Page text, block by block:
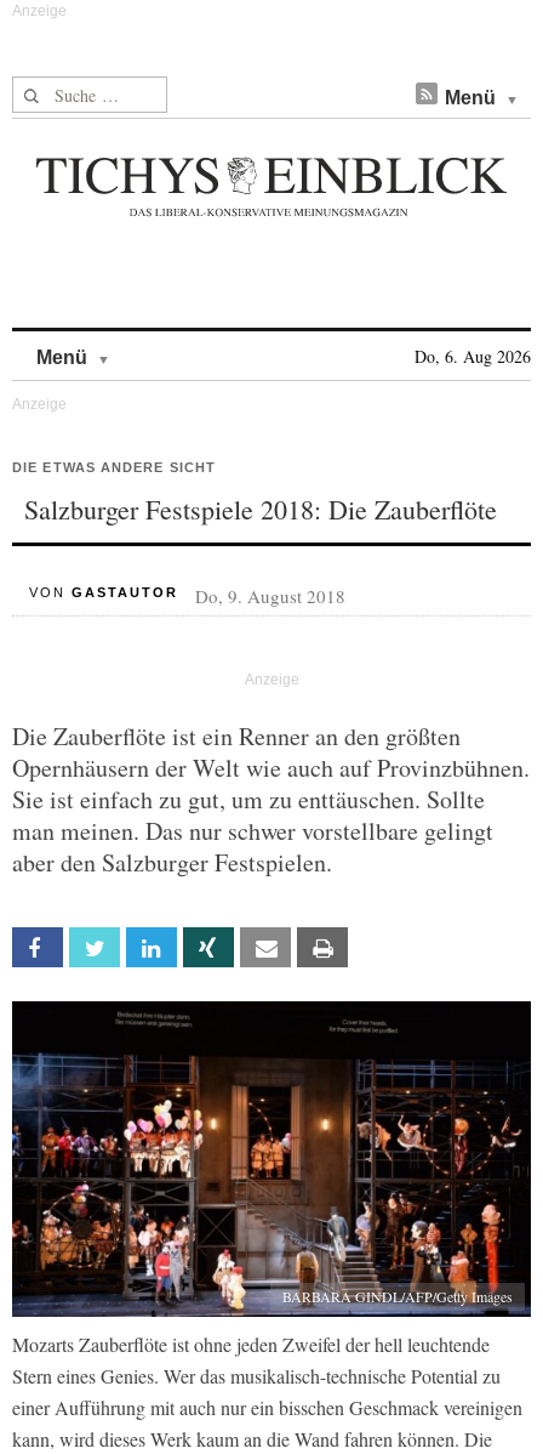
Suche nach: Menü
Menü Do, 6. Aug 2026
DIE ETWAS ANDERE SICHT
Salzburger Festspiele 2018: Die Zauberflöte
VON GASTAUTOR Do, 9. August 2018
Die Zauberflöte ist ein Renner an den größten
Opernhäusern der Welt wie auch auf Provinzbühnen.
Sie ist einfach zu gut, um zu enttäuschen. Sollte
man meinen. Das nur schwer vorstellbare gelingt
aber den Salzburger Festspielen.
Facebook Twitter Linkedin Xing Email
BARBARA GINDL/AFP/Getty Images
Mozarts Zauberflöte ist ohne jeden Zweifel der hell leuchtende
Stern eines Genies. Wer das musikalisch-technische Potential zu
einer Aufführung mit auch nur ein bisschen Geschmack vereinigen
kann, wird dieses Werk kaum an die Wand fahren können. Die